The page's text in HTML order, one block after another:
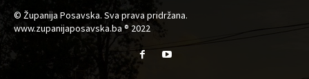
© Županija Posavska. Sva prava pridržana.
www.zupanijaposavska.ba ® 2022